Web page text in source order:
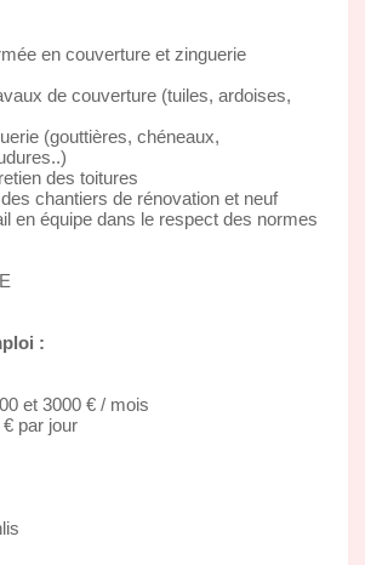
en couverture et zinguerie
de couverture (tuiles, ardoises,
(gouttières, chéneaux,
des toitures
chantiers de rénovation et neuf
en équipe dans le respect des normes
:
et 3000 € / mois
par jour